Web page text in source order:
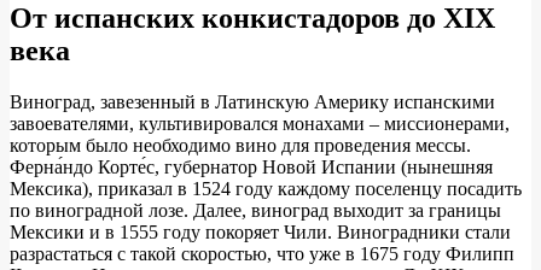
От испанских конкистадоров до XIX
века
Виноград, завезенный в Латинскую Америку испанскими
завоевателями, культивировался монахами – миссионерами,
которым было необходимо вино для проведения мессы.
Ферна́ндо Корте́с, губернатор Новой Испании (нынешняя
Мексика), приказал в 1524 году каждому поселенцу посадить
по виноградной лозе. Далее, виноград выходит за границы
Мексики и в 1555 году покоряет Чили. Виноградники стали
разрастаться с такой скоростью, что уже в 1675 году Филипп